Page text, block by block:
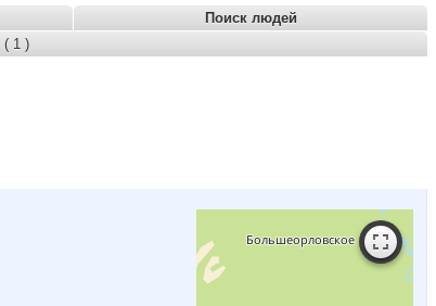
Поиск людей
( 1 )